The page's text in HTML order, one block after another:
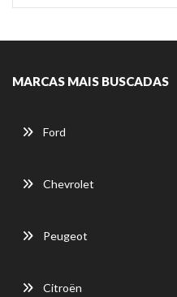
MARCAS MAIS BUSCADAS
Ford
Chevrolet
Peugeot
Citroën